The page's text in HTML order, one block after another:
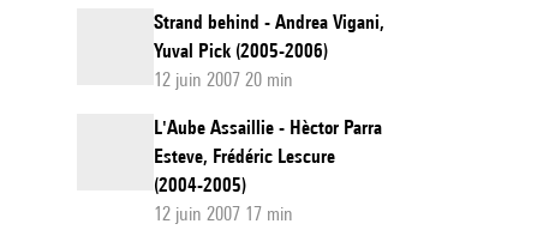
Strand behind - Andrea Vigani,
Yuval Pick (2005-2006)
12 juin 2007 20 min
L'Aube Assaillie - Hèctor Parra
Esteve, Frédéric Lescure
(2004-2005)
12 juin 2007 17 min